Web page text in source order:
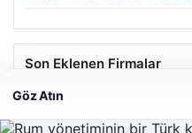
Son Eklenen Firmalar
Göz Atın